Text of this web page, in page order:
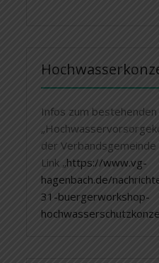
Infos zum bestehenden
der
Link „https://www.vg-
hagenbach.de/
31-buergerworkshop-